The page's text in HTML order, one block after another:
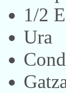
1/2
Ura